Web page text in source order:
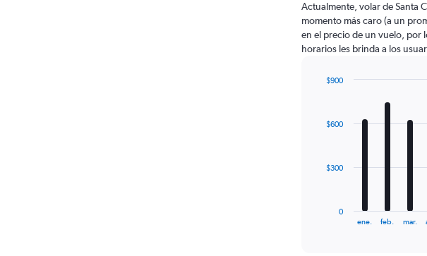
Actualmente, volar de Santa
momento más caro (a un
en el precio de un vuelo, por
horarios les brinda a los
12
The
ene. feb. mar.
0
$300
$600
$900